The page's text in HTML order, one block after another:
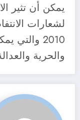
يمكن أن تثير
2010
والحرية